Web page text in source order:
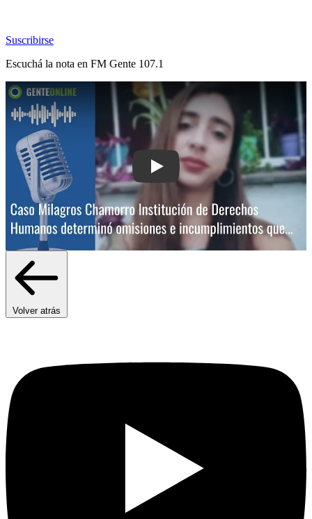
Suscribirse
Escuchá la nota en FM Gente 107.1
Play: Caso Milagros Chamorro:
Volver atrás